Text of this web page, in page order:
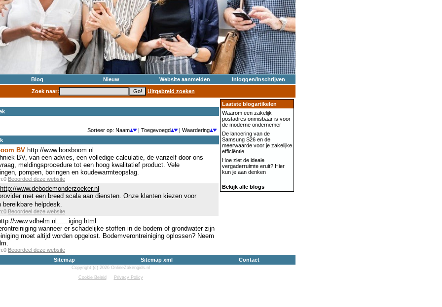
Blog Nieuw Website aanmelden
Inloggen/Inschrijven
Zoek naar:
Uitgebreid zoeken
Sorteer op: Naam | Toegevoegd
| Waardering
BV http://www.borsboom.nl
BV, van een advies, een volledige calculatie, de vanzelf door ons
meldingsprocedure tot een hoog kwalitatief product. Vele
pompen, boringen en koudewarmteopslag.
Beoordeel deze website
http://www.debodemonderzoeker.nl
met een breed scala aan diensten. Onze klanten kiezen voor
helpdesk.
Beoordeel deze website
www.vdhelm.nl......iging.html
wanneer er schadelijke stoffen in de bodem of grondwater zijn
moet altijd worden opgelost. Bodemverontreiniging oplossen? Neem
Beoordeel deze website
Laatste blogartikelen
Waarom een zakelijk
postadres onmisbaar is voor
de moderne ondernemer
De lancering van de
Samsung S26 en de
meerwaarde voor je zakelijke
efficiëntie
Hoe ziet de ideale
vergaderruimte eruit? Hier
kun je aan denken
Bekijk alle blogs
Sitemap Sitemap xml Contact
Copyright (c) 2026 OnlineZakengids.nl
Cookie Beleid
Privacy Policy